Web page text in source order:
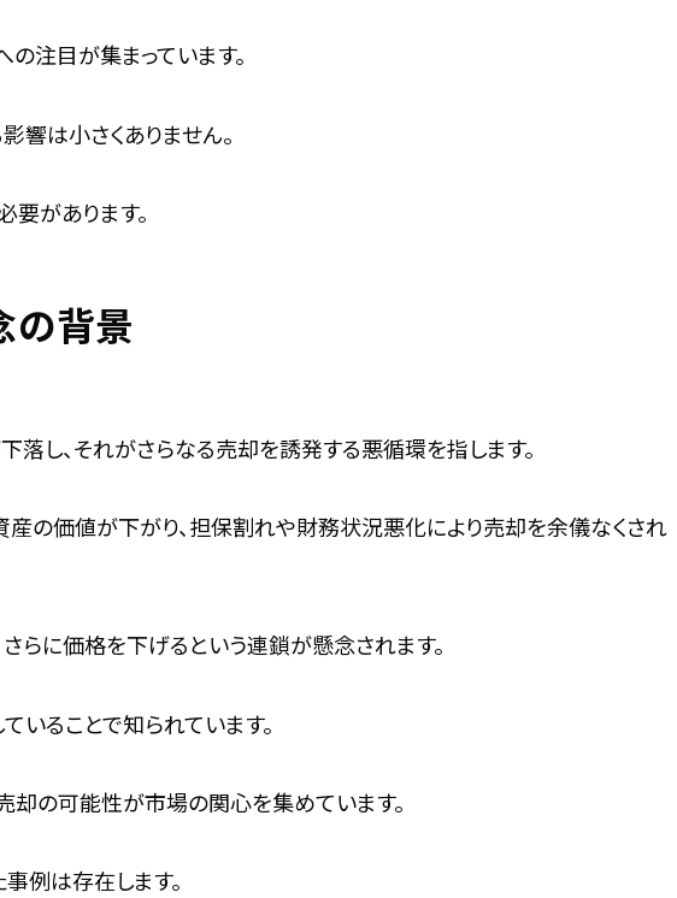
注目が集まっています。
響は小さくありません。
要があります。
の背景
落し、それがさらなる売却を誘発する悪循環を指します。
の価値が下がり、担保割れや財務状況悪化により売却を余儀なくされ
らに価格を下げるという連鎖が懸念されます。
ることで知られています。
却の可能性が市場の関心を集めています。
例は存在します。